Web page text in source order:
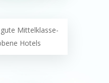
Mittelklasse-
Hotels